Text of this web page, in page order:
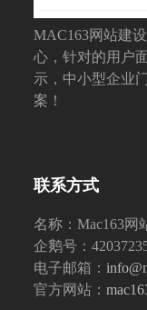
MAC163网站建
心，针对的用户
示，中小型企业
案！
联系方式
名称：Mac163网
企鹅号：
电子邮箱：
官方网站：